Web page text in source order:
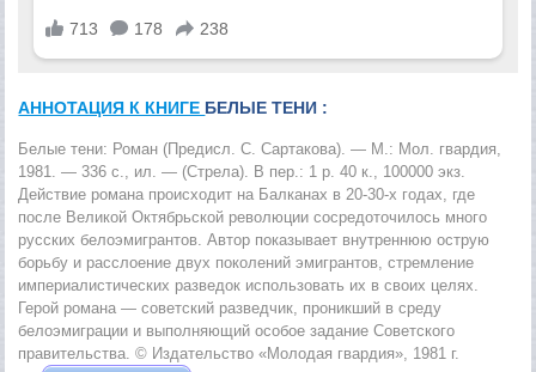
АННОТАЦИЯ К КНИГЕ БЕЛЫЕ ТЕНИ :
Белые тени: Роман (Предисл. С. Сартакова). — М.: Мол. гвардия,
1981. — 336 с., ил. — (Стрела). В пер.: 1 р. 40 к., 100000 экз.
Действие романа происходит на Балканах в 20-30-х годах, где
после Великой Октябрьской революции сосредоточилось много
русских белоэмигрантов. Автор показывает внутреннюю острую
борьбу и расслоение двух поколений эмигрантов, стремление
империалистических разведок использовать их в своих целях.
Герой романа — советский разведчик, проникший в среду
белоэмиграции и выполняющий особое задание Советского
правительства. © Издательство «Молодая гвардия», 1981 г.